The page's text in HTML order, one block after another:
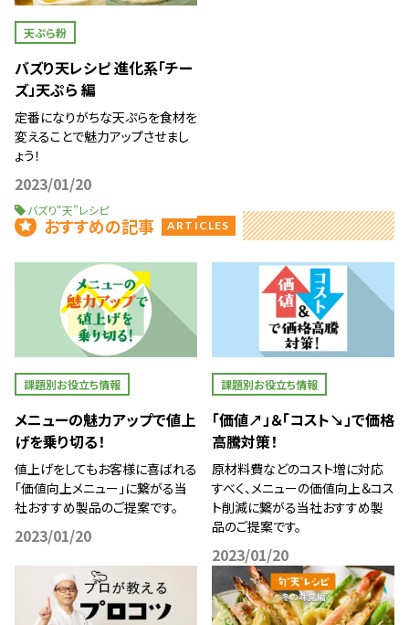
天ぷら粉
バズり天レシピ 進化系「チー
ズ」天ぷら 編
定番になりがちな天ぷらを食材を
変えることで魅力アップさせまし
ょう！
2023/01/20
バズり“天”レシピ
おすすめの記事 ARTICLES
課題別お役立ち情報
メニューの魅力アップで値上
げを乗り切る！
値上げをしてもお客様に喜ばれる
「価値向上メニュー」に繋がる当
社おすすめ製品のご提案です。
2023/01/20
課題別お役立ち情報
「価値↗」＆「コスト↘」で価格
高騰対策！
原材料費などのコスト増に対応
すべく、メニューの価値向上＆コス
ト削減に繋がる当社おすすめ製
品のご提案です。
2023/01/20